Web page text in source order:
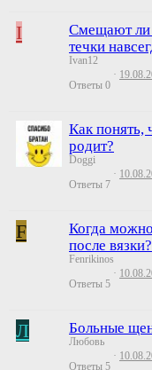
I
Смещают ли
течки
Ivan12
Ответы 0
Как понять,
родит?
Doggi
Ответы 7
F
Когда
после вязки?
Fenrikinos
Ответы 5
Л Больные
Любовь
Ответы 5